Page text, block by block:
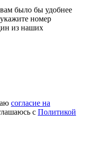
было бы удобнее
номер
из наших
согласие на
с Политикой